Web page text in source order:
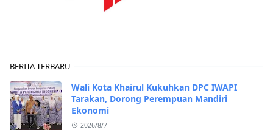
BERITA TERBARU
Wali Kota Khairul Kukuhkan DPC IWAPI
Tarakan, Dorong Perempuan Mandiri
Ekonomi
2026/8/7